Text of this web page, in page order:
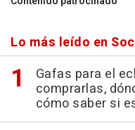
Lo más leído en
Gafas para el
comprarlas,
cómo saber si